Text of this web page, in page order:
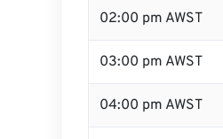
02:00 pm AWST
03:00 pm AWST
04:00 pm AWST